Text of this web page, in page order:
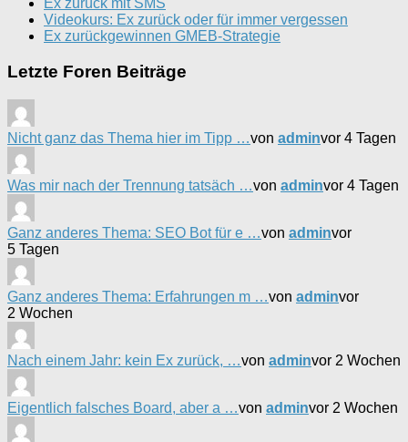
Ex zurück mit SMS
Videokurs: Ex zurück oder für immer vergessen
Ex zurückgewinnen GMEB-Strategie
Letzte Foren Beiträge
Nicht ganz das Thema hier im Tipp …von adminvor 4 Tagen
Was mir nach der Trennung tatsäch …von adminvor 4 Tagen
Ganz anderes Thema: SEO Bot für e …von adminvor
5 Tagen
Ganz anderes Thema: Erfahrungen m …von adminvor
2 Wochen
Nach einem Jahr: kein Ex zurück, …von adminvor 2 Wochen
Eigentlich falsches Board, aber a …von adminvor 2 Wochen